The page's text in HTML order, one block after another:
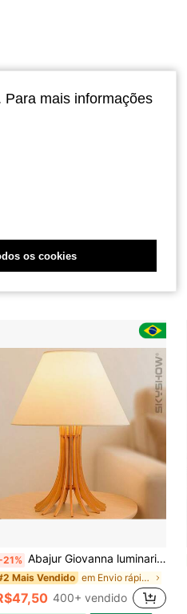
21% Abajur Giovanna luminaria de mesa 29cm sala quarto escritório em mdf cortada a laser skyshow
Mais Vendido em Envio rápido Luzes de decoração
400+ vendido
mais informações
os cookies